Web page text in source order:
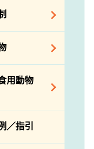
全重點控制
造食物
全之風險評
故應變及管
全專家委員
聯繫小組
口商和食物
登記制度
有關當局
物管制
證
物往內地
及業界的消
用動物
業化學物及
物在食用動
使用
／指引